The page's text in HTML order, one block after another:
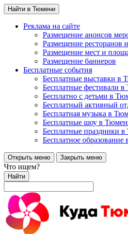
Найти в Тюмени
Реклама на сайте
Размещение анонсов
Размещение ресторанов
Размещение мест и
Размещение баннеров
Бесплатные события
Бесплатные выставки в
Бесплатные фестивали
Бесплатно с детьми в
Бесплатный активный
Бесплатная музыка в
Бесплатные шоу в
Бесплатные праздники
Бесплатное
Открыть меню Закрыть меню
Что ищем?
Найти